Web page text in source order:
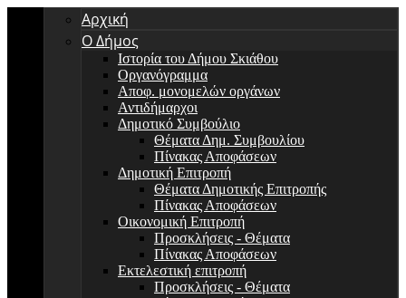
Αρχική
Ο Δήμος
Ιστορία του Δήμου Σκιάθου
Οργανόγραμμα
Αποφ. μονομελών οργάνων
Αντιδήμαρχοι
Δημοτικό Συμβούλιο
Θέματα Δημ. Συμβουλίου
Πίνακας Αποφάσεων
Δημοτική Επιτροπή
Θέματα Δημοτικής Επιτροπής
Πίνακας Αποφάσεων
Οικονομική Επιτροπή
Προσκλήσεις - Θέματα
Πίνακας Αποφάσεων
Εκτελεστική επιτροπή
Προσκλήσεις - Θέματα